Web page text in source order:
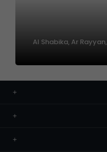
2520 Al Shabika, Ar